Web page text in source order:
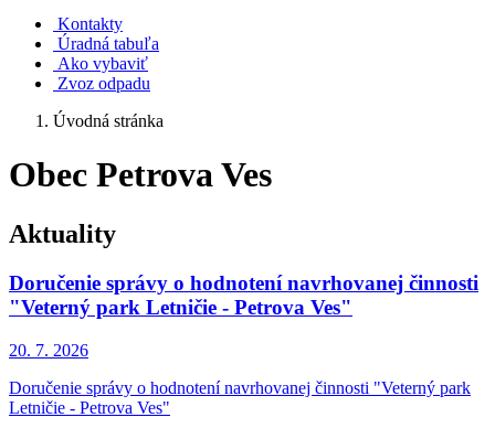
Kontakty
Úradná tabuľa
Ako vybaviť
Zvoz odpadu
Úvodná stránka
Obec Petrova Ves
Aktuality
Doručenie správy o hodnotení navrhovanej činnosti
"Veterný park Letničie - Petrova Ves"
20. 7. 2026
Doručenie správy o hodnotení navrhovanej činnosti "Veterný park
Letničie - Petrova Ves"